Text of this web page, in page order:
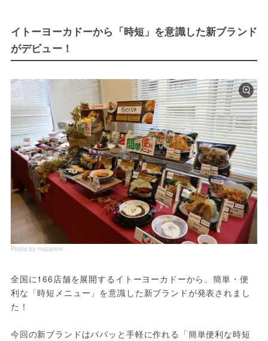
イトーヨーカドーから「時短」を意識した新ブランド
がデビュー！
Photo by macaroni
全国に166店舗を展開するイトーヨーカドーから、簡単・便
利な「時短メニュー」を意識した新ブランドが発表されまし
た！
今回の新ブランドはパパッと手軽に作れる「簡単便利な時短